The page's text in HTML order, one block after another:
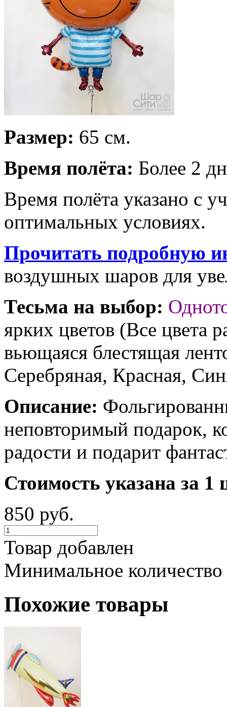
Размер: 65 см.
Время полёта: Более 2
Время полёта указано с
оптимальных условиях.
Прочитать подробную
воздушных шаров для
Тесьма на выбор:
ярких цветов (Все цвета
вьющаяся блестящая
Серебряная, Красная,
Описание:
неповторимый подарок,
радости и подарит
Стоимость указана за 1
850 руб.
Товар добавлен
Минимальное
Похожие товары